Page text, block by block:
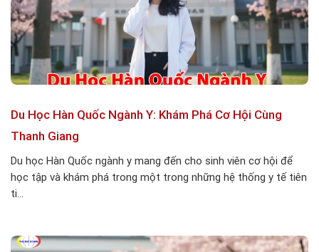
Du Học Hàn Quốc Ngành Y: Khám Phá Cơ Hội Cùng
Thanh Giang
Du học Hàn Quốc ngành y mang đến cho sinh viên cơ hội để
học tập và khám phá trong một trong những hệ thống y tế tiên
ti...